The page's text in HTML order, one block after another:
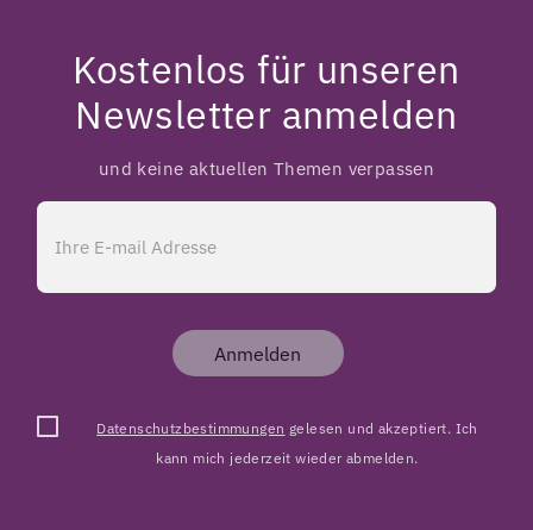
Kostenlos für unseren
Newsletter anmelden
und keine aktuellen Themen verpassen
Anmelden
Datenschutzbestimmungen gelesen und akzeptiert. Ich
kann mich jederzeit wieder abmelden.